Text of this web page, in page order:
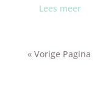
Lees meer
« Vorige Pagina